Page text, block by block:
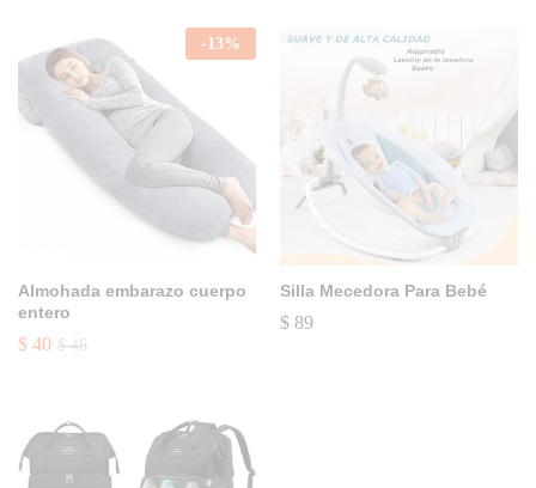
-13%
Almohada embarazo cuerpo
entero
$ 40 $46
Silla Mecedora Para Bebé
$ 89